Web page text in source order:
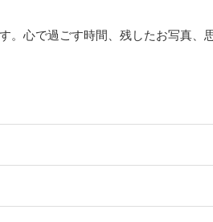
。心で過ごす時間、残したお写真、